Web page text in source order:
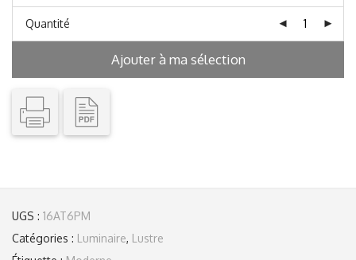
Quantité
Ajouter à ma sélection
UGS : 16AT6PM
Catégories : Luminaire, Lustre